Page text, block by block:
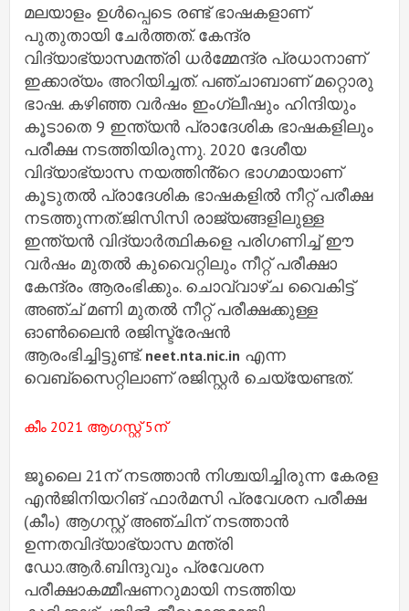
മലയാളം ഉൾപ്പെടെ രണ്ട് ഭാഷകളാണ്
പുതുതായി ചേർത്തത്. കേന്ദ്ര
വിദ്യാഭ്യാസമന്ത്രി ധര്‍മ്മേന്ദ്ര പ്രധാനാണ്
ഇക്കാര്യം അറിയിച്ചത്. പഞ്ചാബാണ് മറ്റൊരു
ഭാഷ. കഴിഞ്ഞ വർഷം ഇംഗ്ലീഷും ഹിന്ദിയും
കൂടാതെ 9 ഇന്ത്യൻ പ്രാദേശിക ഭാഷകളിലും
പരീക്ഷ നടത്തിയിരുന്നു. 2020 ദേശീയ
വിദ്യാഭ്യാസ നയത്തിൻ്റെ ഭാഗമായാണ്
കൂടുതൽ പ്രാദേശിക ഭാഷകളിൽ നീറ്റ് പരീക്ഷ
നടത്തുന്നത്.ജിസിസി രാജ്യങ്ങളിലുള്ള
ഇന്ത്യൻ വിദ്യാർത്ഥികളെ പരിഗണിച്ച് ഈ
വർഷം മുതൽ കുവൈറ്റിലും നീറ്റ് പരീക്ഷാ
കേന്ദ്രം ആരംഭിക്കും. ചൊവ്വാഴ്ച വൈകിട്ട്
അഞ്ച് മണി മുതൽ നീറ്റ് പരീക്ഷക്കുള്ള
ഓൺലൈൻ രജിസ്ട്രേഷൻ
ആരംഭിച്ചിട്ടുണ്ട്.neet.nta.nic.in എന്ന
വെബ്സൈറ്റിലാണ് രജിസ്റ്റർ ചെയ്യേണ്ടത്.
കീം 2021 ആഗസ്റ്റ് 5ന്
ജൂലൈ 21ന് നടത്താൻ നിശ്ചയിച്ചിരുന്ന കേരള
എൻജിനിയറിങ് ഫാർമസി പ്രവേശന പരീക്ഷ
(കീം) ആഗസ്റ്റ് അഞ്ചിന് നടത്താൻ
ഉന്നതവിദ്യാഭ്യാസ മന്ത്രി
ഡോ.ആർ.ബിന്ദുവും പ്രവേശന
പരീക്ഷാകമ്മീഷണറുമായി നടത്തിയ